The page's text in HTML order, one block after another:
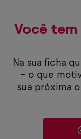
Você tem
Na sua ficha
– o que
sua próxima